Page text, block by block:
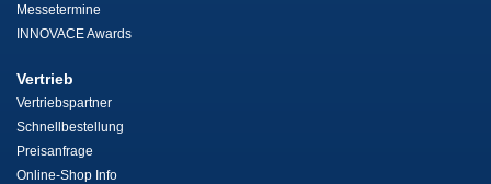
Messetermine
INNOVACE Awards
Vertrieb
Vertriebspartner
Schnellbestellung
Preisanfrage
Online-Shop Info